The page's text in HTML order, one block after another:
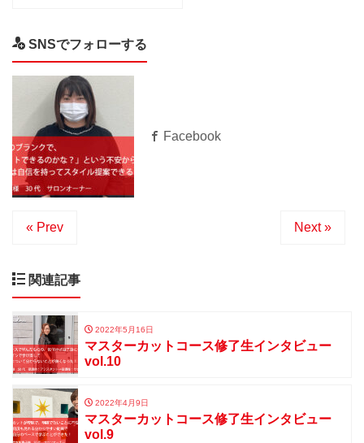
SNSでフォローする
Facebook
« Prev Next »
関連記事
2022年5月16日
マスターカットコース修了生インタビュー
vol.10
2022年4月9日
マスターカットコース修了生インタビュー
vol.9